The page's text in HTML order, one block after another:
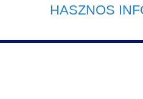
HASZNOS